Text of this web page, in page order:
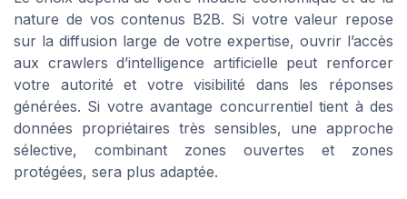
nature de vos contenus B2B. Si votre valeur repose
sur la diffusion large de votre expertise, ouvrir l’accès
aux crawlers d’intelligence artificielle peut renforcer
votre autorité et votre visibilité dans les réponses
générées. Si votre avantage concurrentiel tient à des
données propriétaires très sensibles, une approche
sélective, combinant zones ouvertes et zones
protégées, sera plus adaptée.